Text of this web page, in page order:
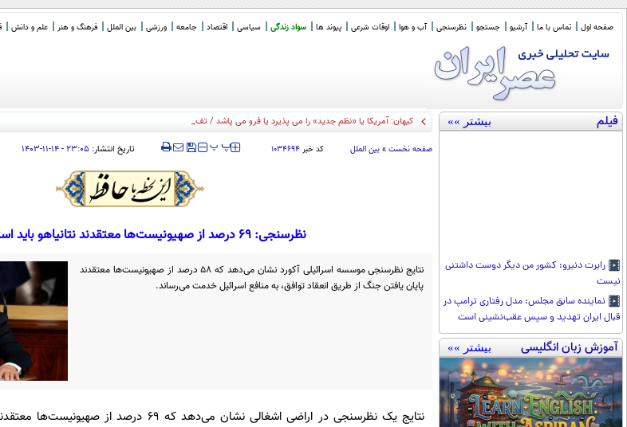
صفحه اول تماس با ما آرشیو جستجو نظرسنجی آب و هوا اوقات شرعی پیوند ها سواد زندگی سیاسی اقتصاد جامعه ورزشی بین الملل فرهنگ و هنر علم و دانش
فیلم بیشتر »»
رابرت دنیرو: کشور من دیگر دوست داشتنی
نیست
نماینده سابق مجلس: مدل رفتاری ترامپ در
قبال ایران تهدید و سپس عقب‌نشینی است
آموزش زبان انگلیسی بیشتر »»
کیهان: آمریکا یا «نظم جدید» را می پذیرد یا فرو می پاشد / تفاهم با عمان بی
صفحه نخست » بین الملل کد خبر۱۰۳۴۶۹۴ ‍‍‍ پپ تاریخ انتشار: ۲۳:۰۵ - ۱۴-۱۱-۱۴۰۳
نظرسنجی: ۶۹ درصد از صهیونیست‌ها معتقدند نتانیاهو باید استعفا دهد
نتایج نظرسنجی موسسه اسرائیلی آکورد نشان می‌دهد که ۵۸ درصد از صهیونیست‌ها معتقدند
پایان یافتن جنگ از طریق انعقاد توافق، به منافع اسرائیل خدمت می‌رساند.
نتایج یک نظرسنجی در اراضی اشغالی نشان می‌دهد که